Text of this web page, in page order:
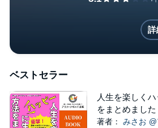
山学院大学） 「活躍するｱｽﾘ
イント」（某ﾌﾟﾛサッカーﾁｰ
チーム、水橋高校） など・
修・講演セミナー、一般向け
ー、フィールドギア等）
知 北日本新聞 富山新聞
人
詳
ベストセラー
人生を楽しく
をまとめました
著者： みさお